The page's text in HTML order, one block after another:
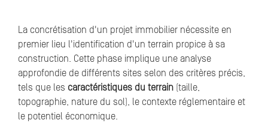
La concrétisation d'un projet immobilier nécessite en
premier lieu l'identification d'un terrain propice à sa
construction. Cette phase implique une analyse
approfondie de différents sites selon des critères précis,
tels que les caractéristiques du terrain (taille,
topographie, nature du sol), le contexte réglementaire et
le potentiel économique.